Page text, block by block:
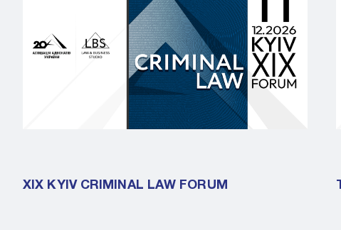
XIX KYIV CRIMINAL LAW FORUM